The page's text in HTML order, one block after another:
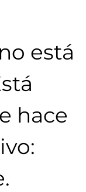
está
hace